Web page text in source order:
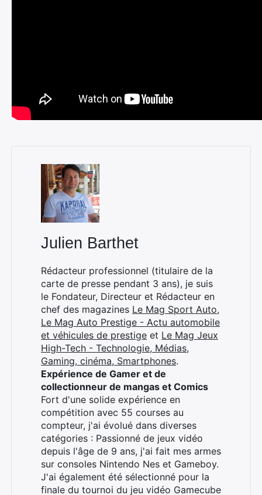
Julien Barthet
Rédacteur professionnel (titulaire de la
carte de presse pendant 3 ans), je suis
le Fondateur, Directeur et Rédacteur en
chef des magazines Le Mag Sport Auto,
Le Mag Auto Prestige - Actu automobile
et véhicules de prestige et Le Mag Jeux
High-Tech - Technologie, Médias,
Gaming, cinéma, Smartphones.
Expérience de Gamer et de
collectionneur de mangas et Comics
Fort d'une solide expérience en
compétition avec 55 courses au
compteur, j'ai évolué dans diverses
catégories : Passionné de jeux vidéo
depuis l'âge de 9 ans, j'ai fait mes armes
sur consoles Nintendo Nes et Gameboy.
J'ai également été sélectionné pour la
finale du tournoi du jeu vidéo Gamecube